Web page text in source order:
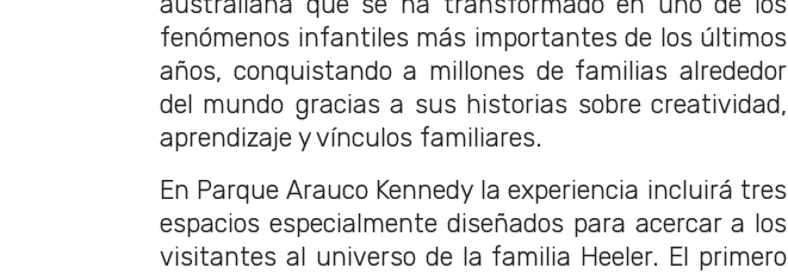
fenómenos infantiles más importantes de los últimos
años, conquistando a millones de familias alrededor
del mundo gracias a sus historias sobre creatividad,
aprendizaje y vínculos familiares.
En Parque Arauco Kennedy la experiencia incluirá tres
espacios especialmente diseñados para acercar a los
visitantes al universo de la familia Heeler. El primero